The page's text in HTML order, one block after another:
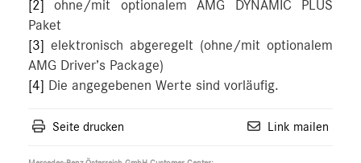
[2]
ohne/mit optionalem AMG DYNAMIC PLUS
Paket
[3] elektronisch abgeregelt (ohne/mit optionalem
AMG Driver’s Package)
[4] Die angegebenen Werte sind vorläufig.
Seite drucken Link mailen